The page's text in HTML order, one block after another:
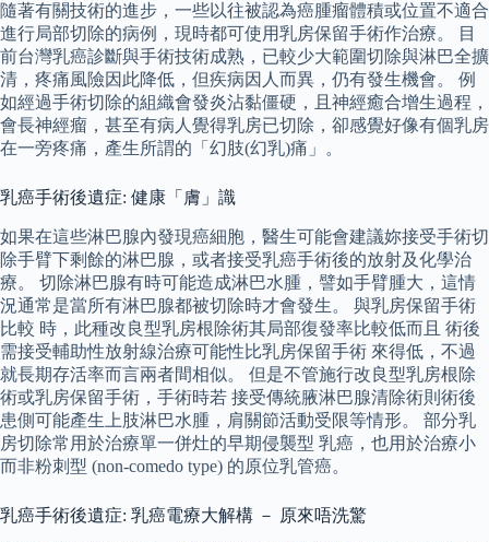
隨著有關技術的進步，一些以往被認為癌腫瘤體積或位置不適合
進行局部切除的病例，現時都可使用乳房保留手術作治療。 目
前台灣乳癌診斷與手術技術成熟，已較少大範圍切除與淋巴全擴
清，疼痛風險因此降低，但疾病因人而異，仍有發生機會。 例
如經過手術切除的組織會發炎沾黏僵硬，且神經癒合增生過程，
會長神經瘤，甚至有病人覺得乳房已切除，卻感覺好像有個乳房
在一旁疼痛，產生所謂的「幻肢(幻乳)痛」。
乳癌手術後遺症: 健康「膚」識
如果在這些淋巴腺內發現癌細胞，醫生可能會建議妳接受手術切
除手臂下剩餘的淋巴腺，或者接受乳癌手術後的放射及化學治
療。 切除淋巴腺有時可能造成淋巴水腫，譬如手臂腫大，這情
況通常是當所有淋巴腺都被切除時才會發生。 與乳房保留手術
比較 時，此種改良型乳房根除術其局部復發率比較低而且 術後
需接受輔助性放射線治療可能性比乳房保留手術 來得低，不過
就長期存活率而言兩者間相似。 但是不管施行改良型乳房根除
術或乳房保留手術，手術時若 接受傳統腋淋巴腺清除術則術後
患側可能產生上肢淋巴水腫，肩關節活動受限等情形。 部分乳
房切除常用於治療單一併灶的早期侵襲型 乳癌，也用於治療小
而非粉刺型 (non-comedo type) 的原位乳管癌。
乳癌手術後遺症: 乳癌電療大解構 － 原來唔洗驚